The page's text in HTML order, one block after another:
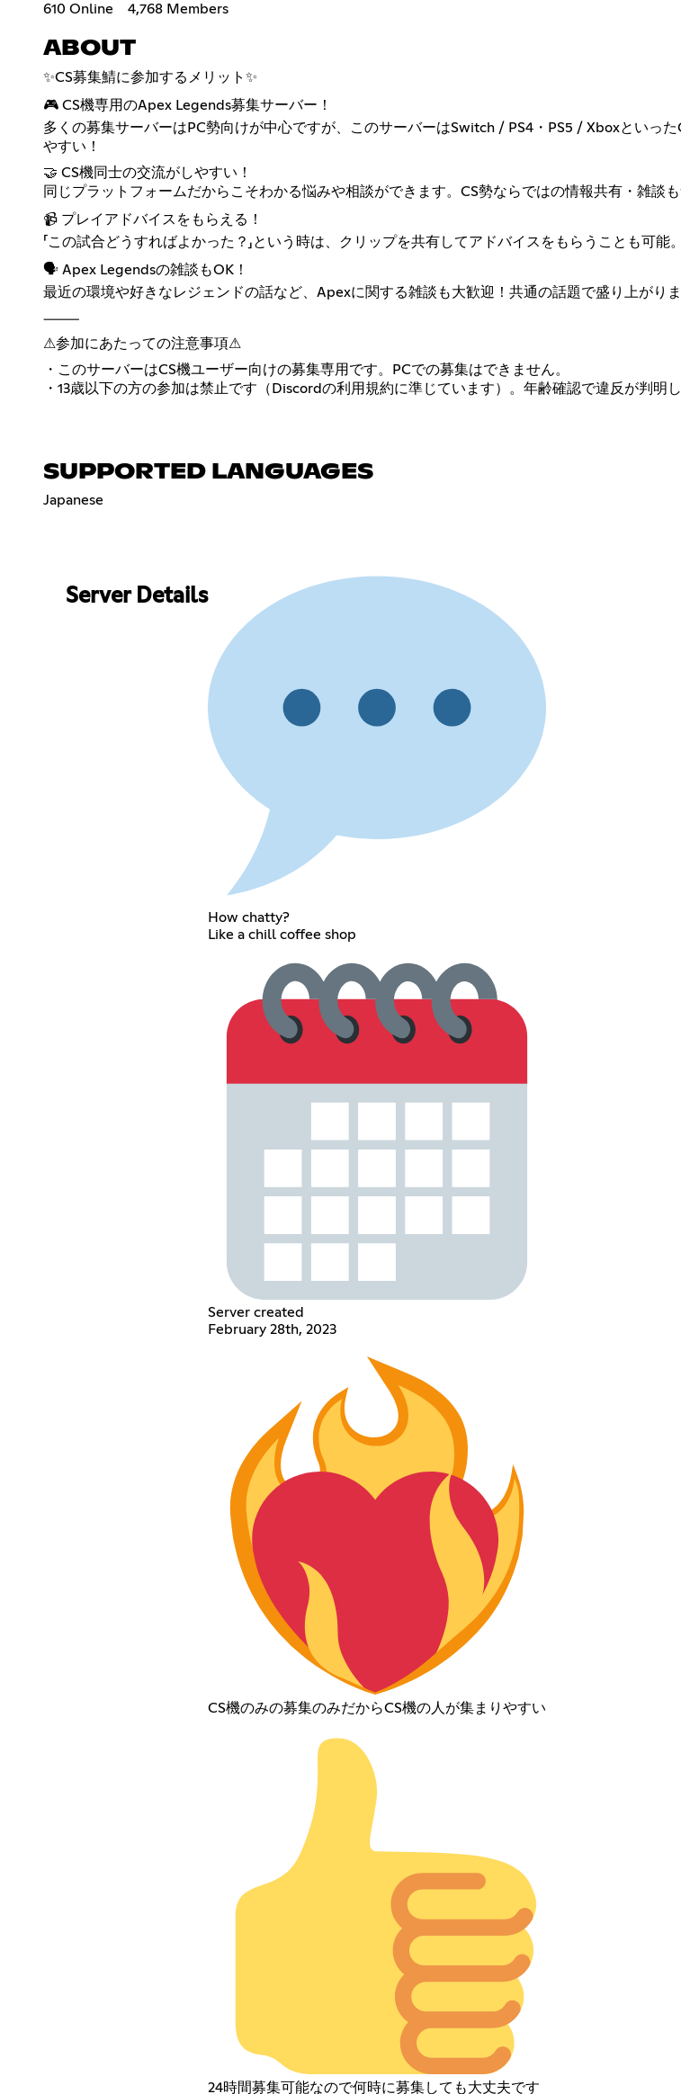
610 Online 4,768 Members
ABOUT
✨CS募集鯖に参加するメリット✨
🎮 CS機専用のApex Legends募集サーバー！
多くの募集サーバーはPC勢向けが中心ですが、このサーバーはSwitch / PS4・PS5 / Xboxといっ
やすい！
🤝 CS機同士の交流がしやすい！
同じプラットフォームだからこそわかる悩みや相談ができます。CS勢ならではの情報共有・雑談も
📹 プレイアドバイスをもらえる！
「この試合どうすればよかった？」という時は、クリップを共有してアドバイスをもらうことも可能
🗣 Apex Legendsの雑談もOK！
最近の環境や好きなレジェンドの話など、Apexに関する雑談も大歓迎！共通の話題で盛り上がりま
⸻
⚠参加にあたっての注意事項⚠
・このサーバーはCS機ユーザー向けの募集専用です。PCでの募集はできません。
・13歳以下の方の参加は禁止です（Discordの利用規約に準じています）。年齢確認で違反が判明
SUPPORTED LANGUAGES
Japanese
Server Details
How chatty?
Like a chill coffee shop
Server created
February 28th, 2023
CS機のみの募集のみだからCS機の人が集まりやすい
24時間募集可能なので何時に募集しても大丈夫です